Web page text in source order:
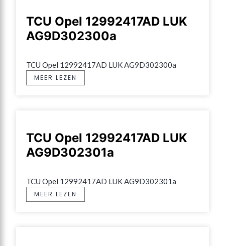
TCU Opel 12992417AD LUK
AG9D302300a
TCU Opel 12992417AD LUK AG9D302300a
MEER LEZEN
TCU Opel 12992417AD LUK
AG9D302301a
TCU Opel 12992417AD LUK AG9D302301a
MEER LEZEN